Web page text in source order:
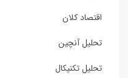
اقتصاد کلان
تحلیل آنچین
تحلیل تکنیکال